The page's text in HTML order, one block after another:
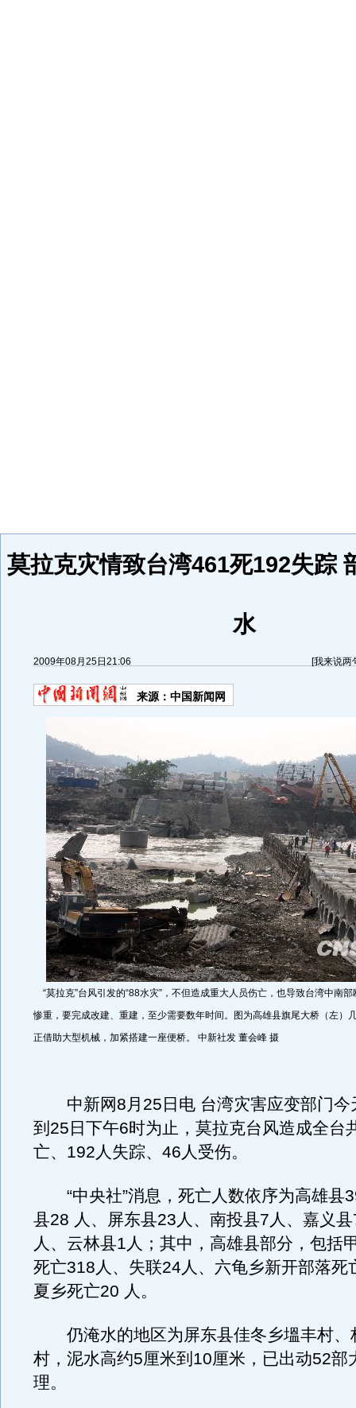
莫拉克灾情致台湾461死192失踪
水
2009年08月25日21:06 [我来说两
来源： 中国新闻网
“莫拉克”台风引发的“88水灾”，不但造成重大人员伤亡，也导致台湾中南
惨重，要完成改建、重建，至少需要数年时间。图为高雄县旗尾大桥（左）
正借助大型机械，加紧搭建一座便桥。 中新社发 董会峰 摄
中新网8月25日电 台湾灾害应变部门今
到25日下午6时为止，莫拉克台风造成全台
亡、192人失踪、46人受伤。
“中央社”消息，死亡人数依序为高雄县
县28 人、屏东县23人、南投县7人、嘉义
人、云林县1人；其中，高雄县部分，包括
死亡318人、失联24人、六龟乡新开部落死
夏乡死亡20 人。
仍淹水的地区为屏东县佳冬乡塭丰村、
村，泥水高约5厘米到10厘米，已出动52部
理。